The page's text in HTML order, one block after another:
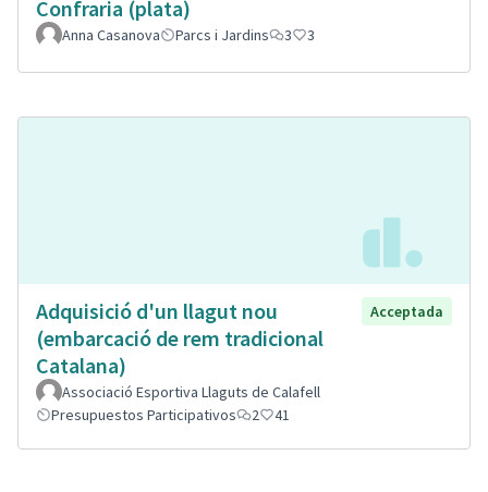
Confraria (plata)
Anna Casanova Parcs i Jardins 3 3
Adquisició d'un llagut nou
(embarcació de rem tradicional
Catalana)
Acceptada
Associació Esportiva Llaguts de Calafell
Presupuestos Participativos
2 41